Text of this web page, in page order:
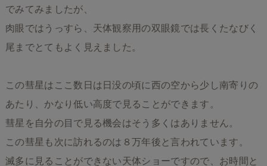
でみてみましたが、
肉眼ではうっすら、天体観察用の双眼鏡では長くたなびく
尾までとてもよく見えました。
この彗星はここ数日は日没の頃に西の空から少し南寄りの
あたり、かなり低い高度で見ることができます。
彗星を自分の目で見る機会はそう多くはありません。
この彗星も次に訪れるのは８万年後と言われています。
滅多に見ることができない天体ショーですので、お時間と